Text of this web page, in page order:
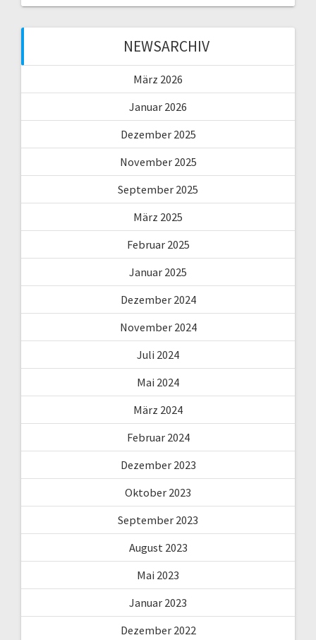
NEWSARCHIV
März 2026
Januar 2026
Dezember 2025
November 2025
September 2025
März 2025
Februar 2025
Januar 2025
Dezember 2024
November 2024
Juli 2024
Mai 2024
März 2024
Februar 2024
Dezember 2023
Oktober 2023
September 2023
August 2023
Mai 2023
Januar 2023
Dezember 2022